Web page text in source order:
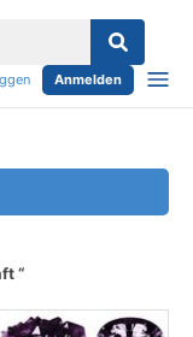
Anmelden